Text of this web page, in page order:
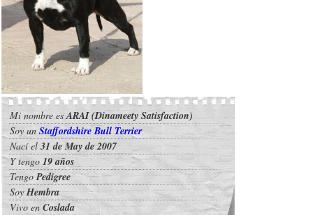
Mi nombre esARAI (Dinameety Satisfaction)
Soy un Staffordshire Bull Terrier
Nací el 31 de May de 2007
Y tengo 19 años
TengoPedigree
SoyHembra
Vivo enCoslada